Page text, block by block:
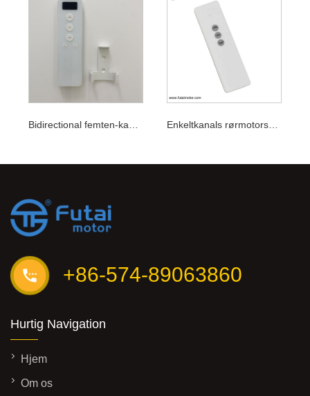
+86-574-89063860
Hurtig Navigation
Hjem
Om os